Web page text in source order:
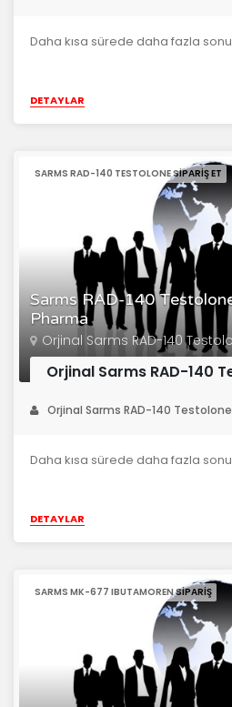
Daha kısa sürede daha fazla
DETAYLAR
Sarms RAD-140
Pharma
SARMS RAD-140 TESTOLONE SIPARIŞ ET
Orjinal Sarms RAD-140
Orjinal Sarms RAD-140
Orjinal Sarms RAD-140 Testolone
Daha kısa sürede daha fazla
DETAYLAR
SARMS MK-677 IBUTAMOREN SIPARIŞ